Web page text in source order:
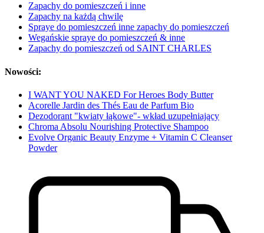
Zapachy do pomieszczeń i inne
Zapachy na każdą chwilę
Spraye do pomieszczeń inne zapachy do pomieszczeń
Wegańskie spraye do pomieszczeń & inne
Zapachy do pomieszczeń od SAINT CHARLES
Nowości:
I WANT YOU NAKED For Heroes Body Butter
Acorelle Jardin des Thés Eau de Parfum Bio
Dezodorant "kwiaty łąkowe"- wkład uzupełniający
Chroma Absolu Nourishing Protective Shampoo
Evolve Organic Beauty Enzyme + Vitamin C Cleanser
Powder